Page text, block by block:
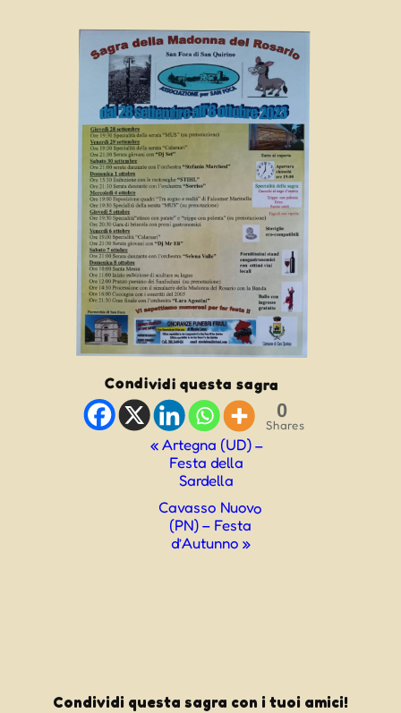
Condividi questa sagra
0
Shares
«Artegna (UD) –
Festa della
Sardella
Cavasso Nuovo
(PN) – Festa
d’Autunno »
Condividi questa sagra con i tuoi amici!